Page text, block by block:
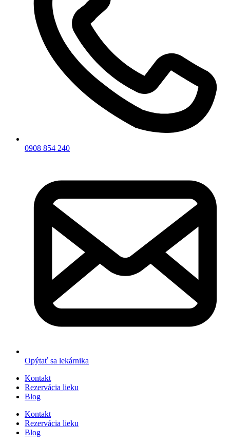
0908 854 240
Opýtať sa lekárnika
Kontakt
Rezervácia lieku
Blog
Kontakt
Rezervácia lieku
Blog